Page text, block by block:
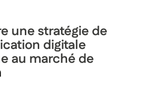
une stratégie de
digitale
au marché de